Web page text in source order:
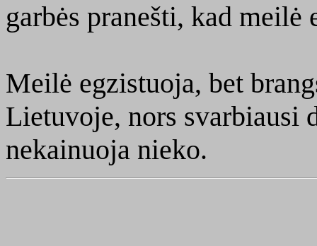
garbės pranešti, kad
Meilė egzistuoja, bet
Lietuvoje, nors svarbiausi
nekainuoja nieko.